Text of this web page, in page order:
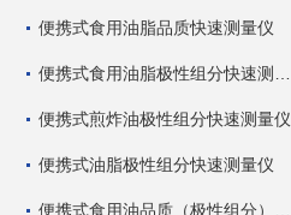
便携式食用油脂品质快速测量仪
便携式煎炸油极性组分快速测量仪
便携式油脂极性组分快速测量仪